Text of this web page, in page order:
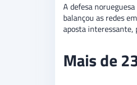
A defesa
balançou as redes
aposta interessante,
Mais de